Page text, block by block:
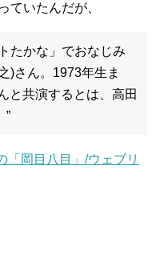
ていたんだが、
たかな」でおなじみ
)さん。1973年生ま
と共演するとは、高田
”
「岡目八目」/ウェブリ